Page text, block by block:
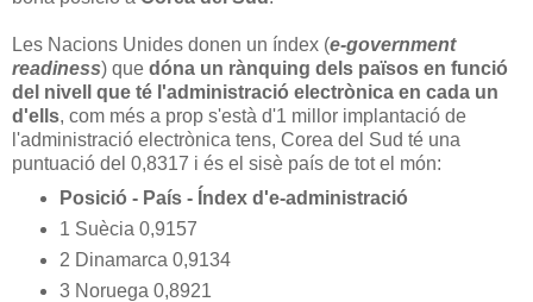
Les Nacions Unides donen un índex (e-government
readiness) que dóna un rànquing dels països en funció
del nivell que té l'administració electrònica en cada un
d'ells, com més a prop s'està d'1 millor implantació de
l'administració electrònica tens, Corea del Sud té una
puntuació del 0,8317 i és el sisè país de tot el món:
Posició - País - Índex d'e-administració
1 Suècia 0,9157
2 Dinamarca 0,9134
3 Noruega 0,8921